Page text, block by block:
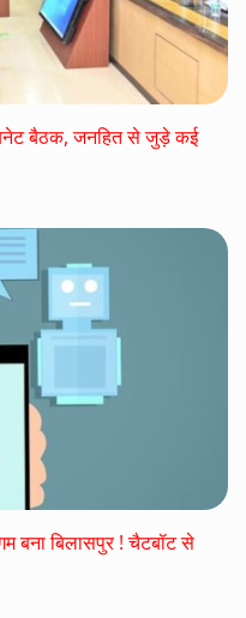
बैठक, जनहित से जुड़े कई
बना बिलासपुर ! चैटबॉट से